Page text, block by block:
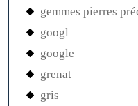
gemmes pierres
googl
google
grenat
gris